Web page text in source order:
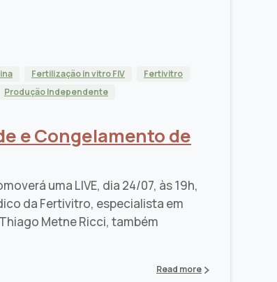
Fertilização in vitro FIV
Fertivitro
Produção Independente
e Congelamento de
uma LIVE, dia 24/07, às 19h,
da Fertivitro, especialista em
Metne Ricci, também
Read more